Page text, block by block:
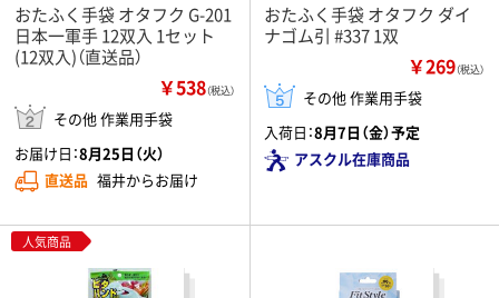
おたふく手袋 オタフク G-201
日本一軍手 12双入 1セット
(12双入)（直送品）
￥538（税込）
その他 作業用手袋
お届け日：8月25日（火）
直送品 福井からお届け
おたふく手袋 オタフク ダイ
ナゴム引 #337 1双
￥269（税込）
その他 作業用手袋
入荷日：8月7日（金）予定
アスクル在庫商品
人気商品